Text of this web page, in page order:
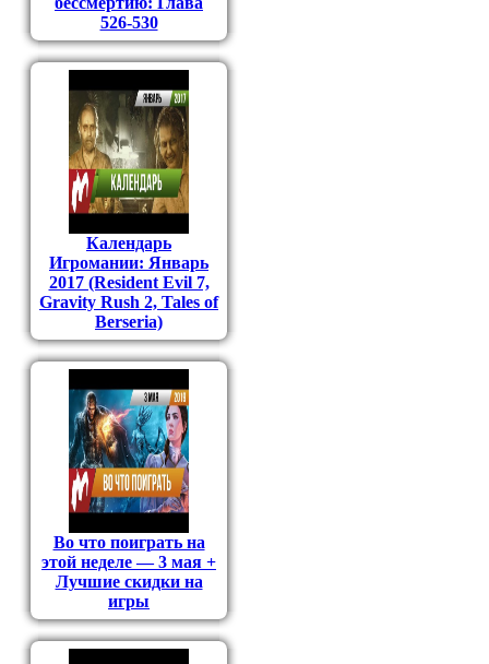
526-530
Календарь
Игромании: Январь
2017 (Resident Evil 7,
Gravity Rush 2, Tales of
Berseria)
Во что поиграть на
этой неделе — 3 мая +
Лучшие скидки на
игры